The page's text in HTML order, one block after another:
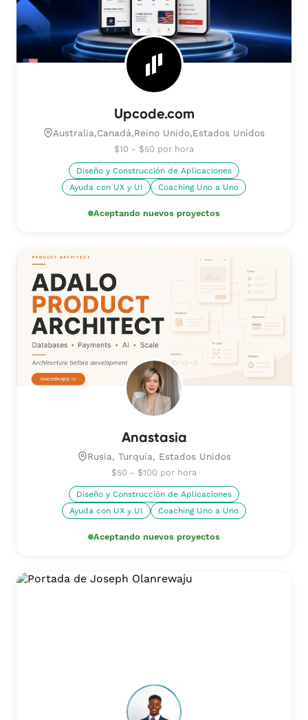
Upcode.com
Australia,Canadá,Reino Unido,Estados Unidos
$10 - $50 por hora
Diseño y Construcción de Aplicaciones
Ayuda con UX y UI
Coaching Uno a Uno
Aceptando nuevos proyectos
Anastasia
Rusia, Turquía, Estados Unidos
$50 - $100 por hora
Diseño y Construcción de Aplicaciones
Ayuda con UX y UI
Coaching Uno a Uno
Aceptando nuevos proyectos